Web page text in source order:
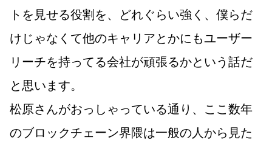
トを見せる役割を、どれぐらい強く、僕らだ
けじゃなくて他のキャリアとかにもユーザー
リーチを持ってる会社が頑張るかという話だ
と思います。
松原さんがおっしゃっている通り、ここ数年
のブロックチェーン界隈は一般の人から見た